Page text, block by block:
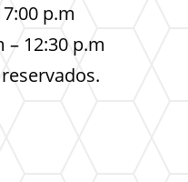
p.m
– 12:30 p.m